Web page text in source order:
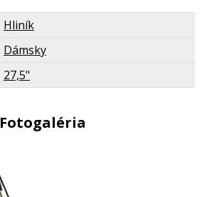
Hliník
Dámsky
27,5"
Fotogaléria